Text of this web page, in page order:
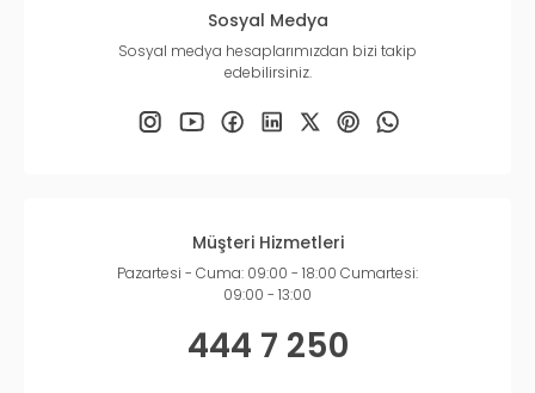
Sosyal Medya
Sosyal medya hesaplarımızdan bizi takip
edebilirsiniz.
Müşteri Hizmetleri
Pazartesi - Cuma: 09:00 - 18:00 Cumartesi:
09:00 - 13:00
444 7 250